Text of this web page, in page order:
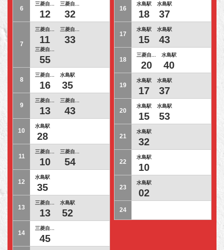
6
三菱自...
12
三菱自...
32
7
三菱自...
11
三菱自...
33
三菱自...
55
8
三菱自...
16
水島駅
35
9
三菱自...
13
三菱自...
43
10
水島駅
28
11
三菱自...
10
三菱自...
54
12
水島駅
35
13
三菱自...
13
水島駅
52
14
三菱自...
45
16
水島駅
18
水島駅
37
17
水島駅
15
水島駅
43
18
三菱自...
20
水島駅
40
19
水島駅
17
水島駅
37
20
水島駅
15
水島駅
53
21
水島駅
32
22
水島駅
10
23
水島駅
02
24